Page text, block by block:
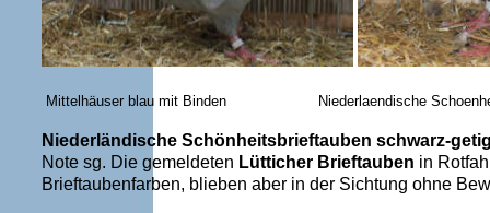
Mittelhäuser blau mit Binden Niederlaendische
Niederländische Schönheitsbrieftauben schwarz-
Note sg. Die gemeldeten Lütticher Brieftauben in
Brieftaubenfarben, blieben aber in der Sichtung ohne